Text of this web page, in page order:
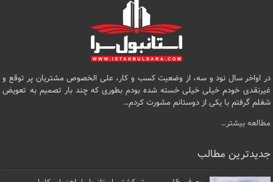
در اواخر سال نود و سه، از وضعیت کسب و کار، علی الخصوص مشتریان پر توقع و
غیرنقدی خودم خیلی خیلی خسته شده بودم بطوری که چند بار تصمیم به تعویض
شغلم گرفتم با یکی از دوستانم مشورت کردم…
مطالعه بیشتر…
جدیدترین مطالب